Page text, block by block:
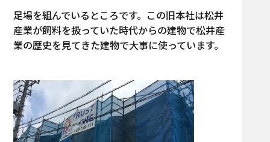
足場を組んでいるところです。この旧本社は松井
産業が飼料を扱っていた時代からの建物で松井産
業の歴史を見てきた建物で大事に使っています。